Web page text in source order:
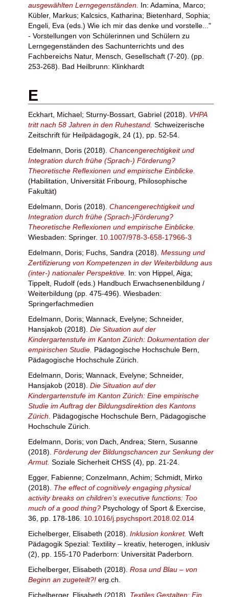
ausgewählten Lerngegenständen. In: Adamina, Marco;
Kübler, Markus; Kalcsics, Katharina; Bietenhard, Sophia;
Engeli, Eva (eds.) Wie ich mir das denke und vorstelle..."
- Vorstellungen von Schülerinnen und Schülern zu
Lerngegenständen des Sachunterrichts und des
Fachbereichs Natur, Mensch, Gesellschaft (7-20). (pp.
253-268). Bad Heilbrunn: Klinkhardt
E
Eckhart, Michael; Sturny-Bossart, Gabriel (2018). VHPA
tritt nach 58 Jahren in den Ruhestand. Schweizerische
Zeitschrift für Heilpädagogik, 24 (1), pp. 52-54.
Edelmann, Doris (2018). Chancengerechtigkeit und
Integration durch frühe (Sprach-) Förderung?
Theoretische Reflexionen und empirische Einblicke.
(Habilitation, Universität Fribourg, Philosophische
Fakultät)
Edelmann, Doris (2018). Chancengerechtigkeit und
Integration durch frühe (Sprach-)Förderung?
Theoretische Reflexionen und empirische Einblicke.
Wiesbaden: Springer. 10.1007/978-3-658-17966-3
Edelmann, Doris; Fuchs, Sandra (2018). Messung und
Zertifizierung von Kompetenzen in der Weiterbildung aus
(inter-) nationaler Perspektive. In: von Hippel, Aiga;
Tippelt, Rudolf (eds.) Handbuch Erwachsenenbildung /
Weiterbildung (pp. 475-496). Wiesbaden:
Springerfachmedien
Edelmann, Doris; Wannack, Evelyne; Schneider,
Hansjakob (2018). Die Situation auf der
Kindergartenstufe im Kanton Zürich: Dokumentation der
empirischen Studie. Pädagogische Hochschule Bern,
Pädagogische Hochschule Zürich.
Edelmann, Doris; Wannack, Evelyne; Schneider,
Hansjakob (2018). Die Situation auf der
Kindergartenstufe im Kanton Zürich: Eine empirische
Studie im Auftrag der Bildungsdirektion des Kantons
Zürich. Pädagogische Hochschule Bern, Pädagogische
Hochschule Zürich.
Edelmann, Doris; von Dach, Andrea; Stern, Susanne
(2018). Förderung der Bildungschancen zur Senkung der
Armut. Soziale Sicherheit CHSS (4), pp. 21-24.
Egger, Fabienne; Conzelmann, Achim; Schmidt, Mirko
(2018). The effect of cognitively engaging physical
activity breaks on children’s executive functions: Too
much of a good thing? Psychology of Sport & Exercise,
36, pp. 178-186. 10.1016/j.psychsport.2018.02.014
Eichelberger, Elisabeth (2018). Inklusion konkret. Weft
Pädagogik Spezial: Textility – kreativ, heterogen, inklusiv
(2), pp. 155-170 Paderborn: Universität Paderborn.
Eichelberger, Elisabeth (2018). Rosa und Blau – von
Beginn an zugeteilt?! erg.ch.
Eichelberger, Elisabeth (2018). Textiles Gestalten: Ein